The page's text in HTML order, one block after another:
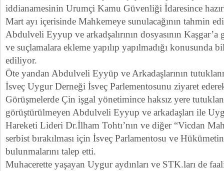
iddianamesinin Urumçi Kamu Güvenliği İdaresince
Mart ayı içerisinde Mahkemeye sunulacağının tahmin
Abdulveli Eyyup ve arkadşalırının dosyasının
ve suçlamalara ekleme yapılıp yapılmadığı konusunda
ediliyor.
Öte yandan Abdulveli Eyyüp ve Arkadaşlarının
İsveç Uygur Derneği İsveç Parlementosunu ziyaret
Görüşmelerde Çin işgal yönetimince haksız yere
görüştürülmeyen Abdulveli Eyyup ve arkadaşları ile
Hareketi Lideri Dr.İlham Tohtı’nın ve diğer “Vicdan
serbist bırakılması için İsveç Parlamentosu ve
bulunmalarını talep etti.
Muhacerette yaşayan Uygur aydınları ve STK.ları de